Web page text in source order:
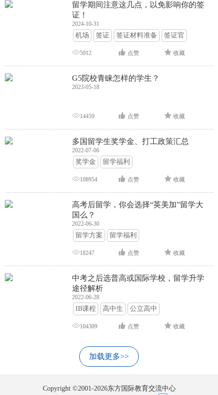
留学期间注意这几点，以免影响你的签
证！
2024-10-31
机场 签证 签证材料准备 签证官
签证面试 签证申请攻略
5912 点赞 收藏
G5院校青睐怎样的学生？
2023-05-18
14459 点赞 收藏
多国留学生奖学金、打工政策汇总
2022-07-06
奖学金 留学福利
108954 点赞 收藏
高考后留学，你会选择“英美加”留学大
国么？
2022-06-30
留学方案 留学福利
18247 点赞 收藏
中考之后选普高或国际学校，留学升学
途径解析
2022-06-28
IB课程 高中生 公立高中
104309 点赞 收藏
加载更多>>
Copyright ©2001-2026东方国际教育交流中心